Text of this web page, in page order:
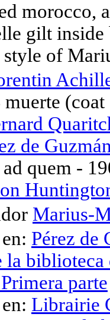
morocco,
gilt
of
de
quem -
Marius-
Pérez de
la biblioteca
parte
Librairie